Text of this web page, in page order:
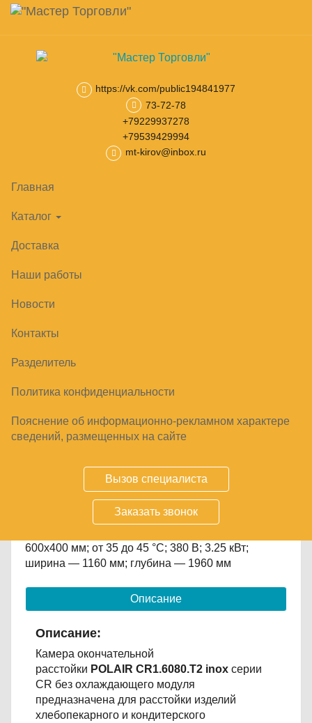
Skip
main
content
Навигация
https://vk.com/public194841977
73-72-78
+79229937278
+79539429994
mt-kirov@inbox.ru
Главная
Каталог
Доставка
Наши работы
Новости
Контакты
Разделитель
Политика конфиденциальности
Пояснение об информационно-рекламном характере
сведений, размещенных на сайте
Вызов специалиста
Заказать звонок
Корзина
товар(ов)
Тепловое оборудование
POLAIR CR1.6080.Т2 INOX
310840₽
Срок заказа15-30 дней
600х400 мм; от 35 до 45 °С; 380 В; 3.25 кВт;
ширина — 1160 мм; глубина — 1960 мм
Описание
Описание:
Камера окончательной
расстойки POLAIR CR1.6080.Т2 inox серии
CR без охлаждающего модуля
предназначена для расстойки изделий
хлебопекарного и кондитерского